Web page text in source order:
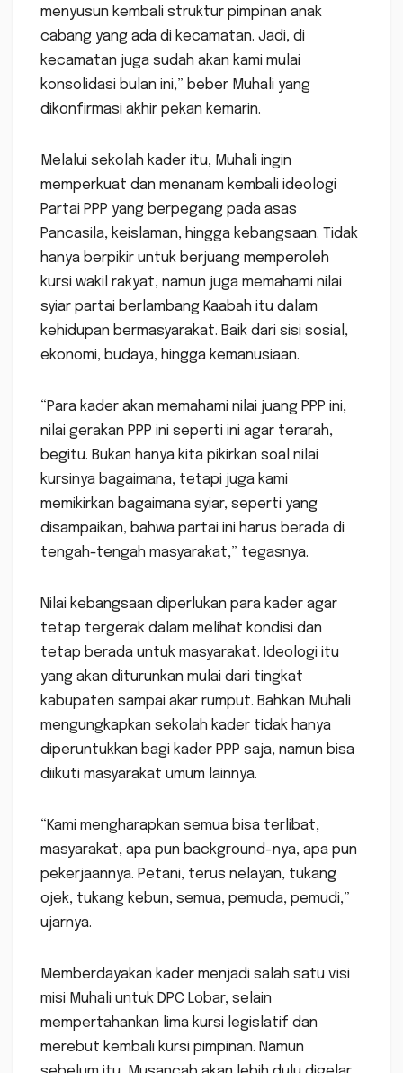
menyusun kembali struktur pimpinan anak
cabang yang ada di kecamatan. Jadi, di
kecamatan juga sudah akan kami mulai
konsolidasi bulan ini,” beber Muhali yang
dikonfirmasi akhir pekan kemarin.
Melalui sekolah kader itu, Muhali ingin
memperkuat dan menanam kembali ideologi
Partai PPP yang berpegang pada asas
Pancasila, keislaman, hingga kebangsaan. Tidak
hanya berpikir untuk berjuang memperoleh
kursi wakil rakyat, namun juga memahami nilai
syiar partai berlambang Kaabah itu dalam
kehidupan bermasyarakat. Baik dari sisi sosial,
ekonomi, budaya, hingga kemanusiaan.
“Para kader akan memahami nilai juang PPP ini,
nilai gerakan PPP ini seperti ini agar terarah,
begitu. Bukan hanya kita pikirkan soal nilai
kursinya bagaimana, tetapi juga kami
memikirkan bagaimana syiar, seperti yang
disampaikan, bahwa partai ini harus berada di
tengah-tengah masyarakat,” tegasnya.
Nilai kebangsaan diperlukan para kader agar
tetap tergerak dalam melihat kondisi dan
tetap berada untuk masyarakat. Ideologi itu
yang akan diturunkan mulai dari tingkat
kabupaten sampai akar rumput. Bahkan Muhali
mengungkapkan sekolah kader tidak hanya
diperuntukkan bagi kader PPP saja, namun bisa
diikuti masyarakat umum lainnya.
“Kami mengharapkan semua bisa terlibat,
masyarakat, apa pun background-nya, apa pun
pekerjaannya. Petani, terus nelayan, tukang
ojek, tukang kebun, semua, pemuda, pemudi,”
ujarnya.
Memberdayakan kader menjadi salah satu visi
misi Muhali untuk DPC Lobar, selain
mempertahankan lima kursi legislatif dan
merebut kembali kursi pimpinan. Namun